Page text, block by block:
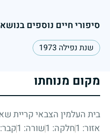
סיפורי חיים נוספים
שנת נפילה 1973
מקום מנוחתו
בית העלמין הצבאי קריית
אזור: 1
חלקה: 1 שורה: 1 קבר: 9